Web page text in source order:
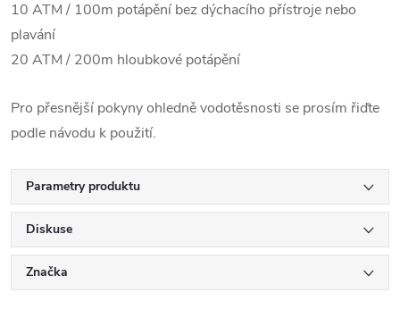
10 ATM / 100m potápění bez dýchacího přístroje nebo
plavání
20 ATM / 200m hloubkové potápění
Pro přesnější pokyny ohledně vodotěsnosti se prosím řiďte
podle návodu k použití.
Parametry produktu
Diskuse
Značka